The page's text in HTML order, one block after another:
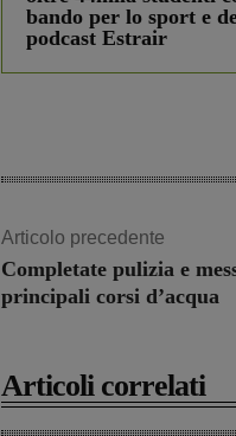
bando per lo sport e
podcast Estrair
Articolo precedente
Completate pulizia e
principali corsi d’acqua
Articoli correlati